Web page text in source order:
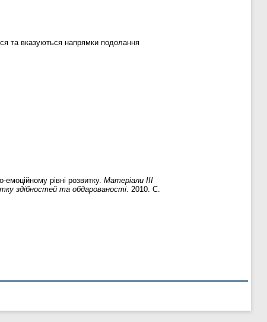
та вказуються напрямки подолання
рівні розвитку. Матеріали ІІІ
здібностей та обдарованості . 2010. С.